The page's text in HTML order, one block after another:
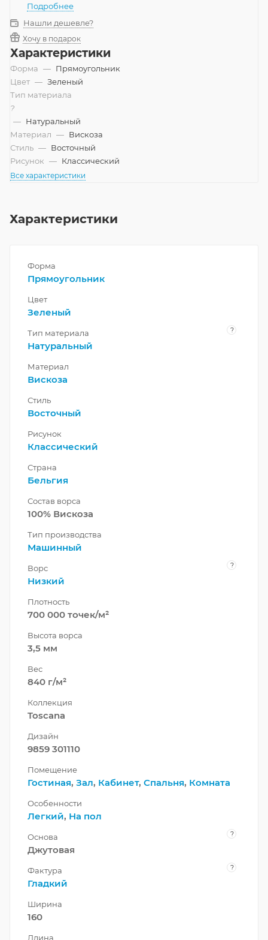
Подробнее
Нашли дешевле?
Хочу в подарок
Характеристики
Форма — Прямоугольник
Цвет — Зеленый
Тип материала
?
— Натуральный
Материал — Вискоза
Стиль — Восточный
Рисунок — Классический
Все характеристики
Характеристики
Форма
Прямоугольник
Цвет
Зеленый
Тип материала ?
Натуральный
Материал
Вискоза
Стиль
Восточный
Рисунок
Классический
Страна
Бельгия
Состав ворса
100% Вискоза
Тип производства
Машинный
Ворс ?
Низкий
Плотность
700 000 точек/м²
Высота ворса
3,5 мм
Вес
840 г/м²
Коллекция
Toscana
Дизайн
9859 301110
Помещение
Гостиная, Зал, Кабинет, Спальня, Комната
Особенности
Легкий, На пол
Основа ?
Джутовая
Фактура ?
Гладкий
Ширина
160
Длина